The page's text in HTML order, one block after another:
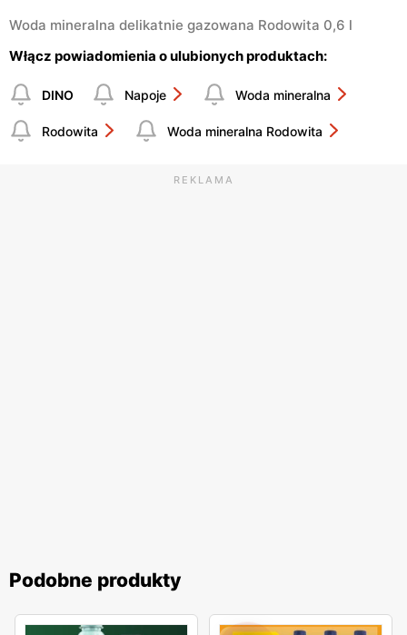
Woda mineralna delikatnie gazowana Rodowita 0,6 l
Włącz powiadomienia o ulubionych produktach:
DINO Napoje Woda mineralna
Rodowita Woda mineralna Rodowita
REKLAMA
Podobne produkty